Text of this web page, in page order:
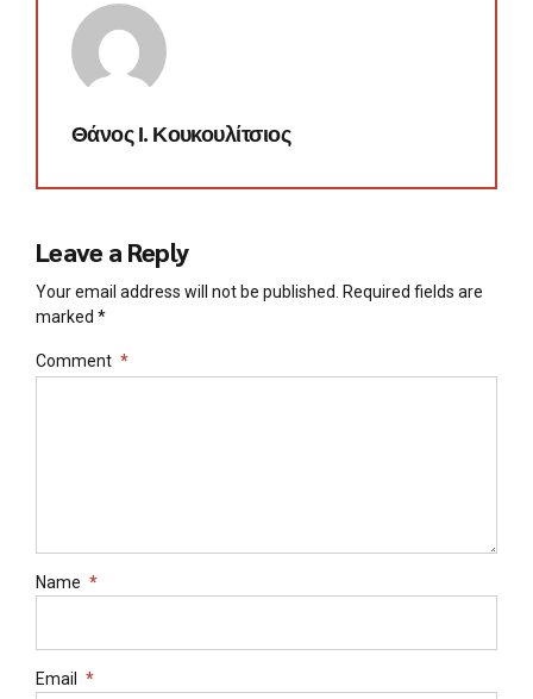
Θάνος Ι. Κουκουλίτσιος
Leave a Reply
Your email address will not be published. Required fields are
marked *
Comment *
Name *
Email *